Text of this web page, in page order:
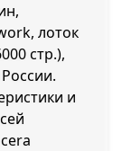
лоток
стр.),
и